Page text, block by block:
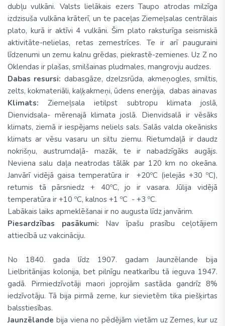
dubļu vulkāni. Valsts lielākais ezers Taupo atrodas milzīga
izdzisuša vulkāna krāterī, un te paceļas Ziemeļsalas centrālais
plato, kurā ir aktīvi 4 vulkāni. Šim plato raksturīga seismiskā
aktivitāte-nelielas, retas zemestrīces. Te ir arī pauguraini
līdzenumi un zemu kalnu grēdas, piekrastē-zemienes. Uz Z no
Oklendas ir plašas, smilšainas pludmales, mangrovju audzes.
Dabas resursi: dabasgāze, dzelzsrūda, akmeņogles, smiltis,
zelts, kokmateriāli, kaļķakmeņi, ūdens enerģija, dabas ainavas
Klimats:Ziemeļsala ietilpst subtropu klimata joslā,
Dienvidsala- mērenajā klimata joslā. Dienvidsalā ir vēsāks
klimats, ziemā ir iespējams neliels sals. Salās valda okeānisks
klimats ar vēsu vasaru un siltu ziemu. Rietumdaļā ir daudz
nokrišņu, austrumdaļā- mazāk, te ir nabadzīgāks augājs.
Neviena salu daļa neatrodas tālāk par 120 km no okeāna.
Janvārī vidējā gaisa temperatūra ir +20ºC (ielejās +30 ºC),
retumis tā pārsniedz + 40ºC, jo ir vasara. Jūlija vidējā
temperatūra ir +10 ºC, kalnos +1 ºC - +3 ºC.
Labākais laiks apmeklēšanai ir no augusta līdz janvārim.
Piesardzības pasākumi: Nav īpašu prasību ceļotājiem
attiecībā uz vakcināciju.
No 1840. gada līdz 1907. gadam Jaunzēlande bija
Lielbritānijas kolonija, bet pilnīgu neatkarību tā ieguva 1947.
gadā. Pirmiedzīvotāji maori joprojām sastāda gandrīz 8%
iedzīvotāju. Tā bija pirmā zeme, kur sievietēm tika piešķirtas
balsstiesības.
Jaunzēlande bija viena no pēdējām vietām uz Zemes, kur uz